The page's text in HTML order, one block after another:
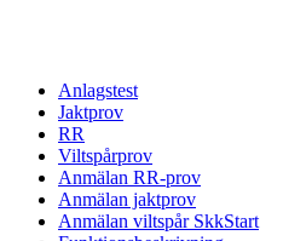
Anlagstest
Jaktprov
RR
Viltspårprov
Anmälan RR-prov
Anmälan jaktprov
Anmälan viltspår SkkStart